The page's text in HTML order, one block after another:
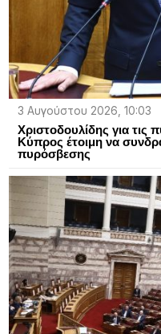
3 Αυγούστου 2026, 10:03
Χριστοδουλίδης για τις
Κύπρος έτοιμη να
πυρόσβεσης